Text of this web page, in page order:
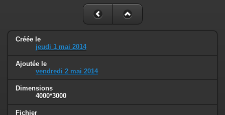
Créée le
jeudi 1 mai 2014
Ajoutée le
vendredi 2 mai 2014
Dimensions
4000*3000
Fichier